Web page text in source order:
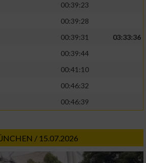
00:39:23
00:39:28
00:39:31
03:33:36
00:39:44
00:41:10
00:46:32
00:46:39
/ 15.07.2026
durch Statistiken
von Daten aus
Daten zur Auswahl
Standortdaten